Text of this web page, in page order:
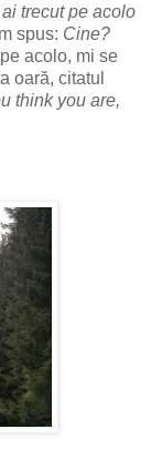
trecut pe acolo
spus: Cine?
acolo, mi se
oară, citatul
think you are,